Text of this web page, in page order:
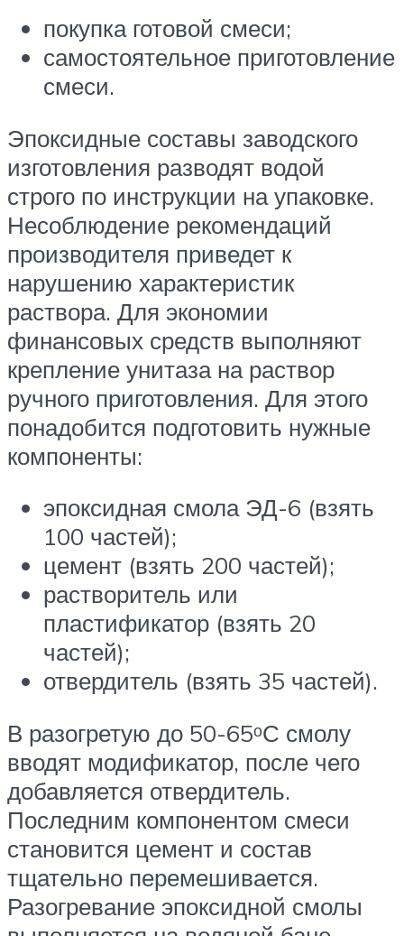
покупка готовой смеси;
самостоятельное приготовление
смеси.
Эпоксидные составы заводского
изготовления разводят водой
строго по инструкции на упаковке.
Несоблюдение рекомендаций
производителя приведет к
нарушению характеристик
раствора. Для экономии
финансовых средств выполняют
крепление унитаза на раствор
ручного приготовления. Для этого
понадобится подготовить нужные
компоненты:
эпоксидная смола ЭД-6 (взять
100 частей);
цемент (взять 200 частей);
растворитель или
пластификатор (взять 20
частей);
отвердитель (взять 35 частей).
В разогретую до 50-65ᵒС смолу
вводят модификатор, после чего
добавляется отвердитель.
Последним компонентом смеси
становится цемент и состав
тщательно перемешивается.
Разогревание эпоксидной смолы